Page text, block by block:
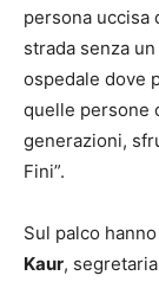
persona uccisa
strada senza
ospedale dove
quelle persone
generazioni,
Fini”.
Sul palco
Kaur,